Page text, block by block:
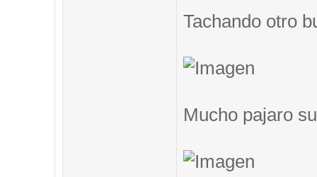
Tachando otro
Mucho pajaro